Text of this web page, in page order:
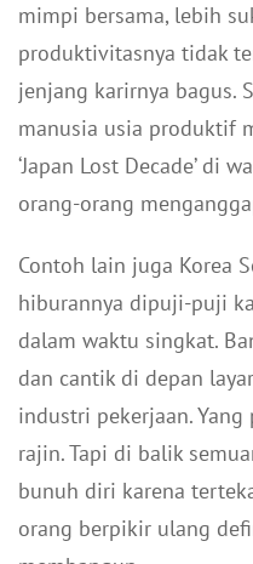
mimpi bersama, lebih
produktivitasnya tidak
jenjang karirnya bagus.
manusia usia produktif
‘Japan Lost Decade’ di
orang-orang
Contoh lain juga Korea
hiburannya dipuji-puji
dalam waktu singkat.
dan cantik di depan
industri pekerjaan.
rajin. Tapi di balik
bunuh diri karena
orang berpikir ulang